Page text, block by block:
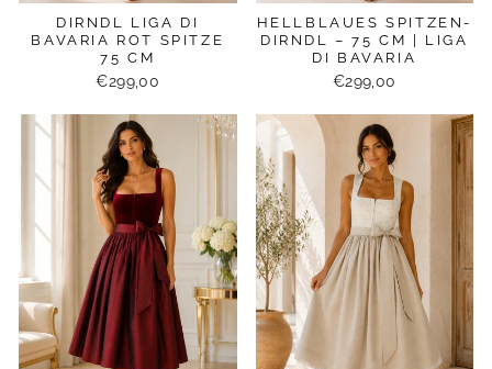
DIRNDL LIGA DI
BAVARIA ROT SPITZE
75 CM
€299,00
HELLBLAUES SPITZEN-
DIRNDL – 75 CM | LIGA
DI BAVARIA
€299,00